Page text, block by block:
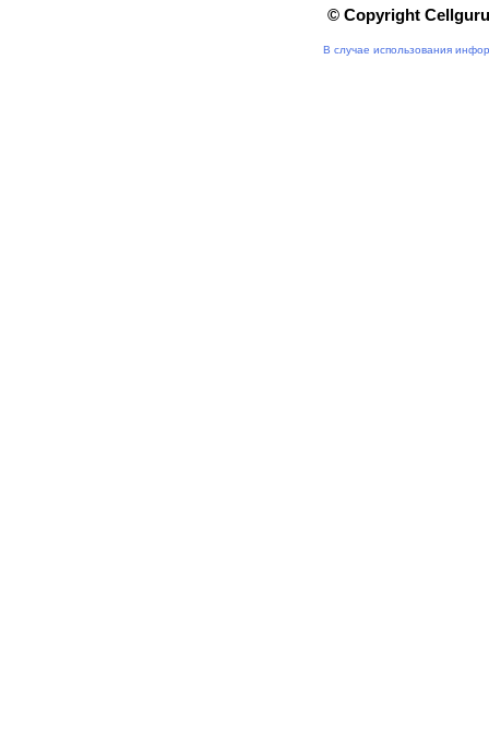
© Copyright
В случае использования